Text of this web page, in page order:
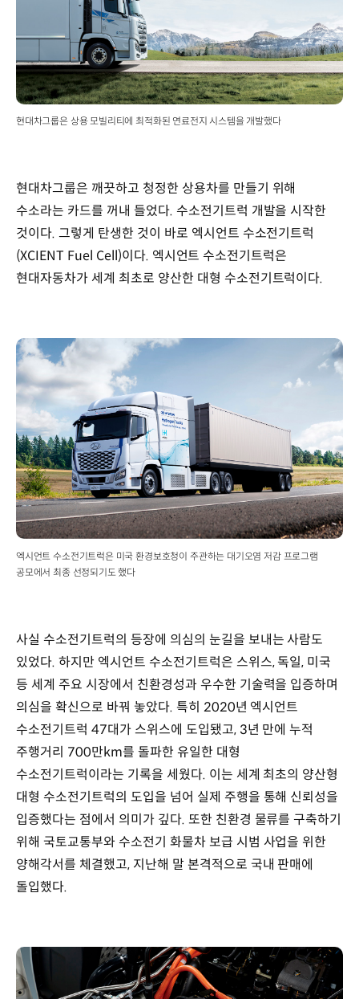
현대차그룹은 상용 모빌리티에 최적화된 연료전지 시스템을 개발했다
현대차그룹은 깨끗하고 청정한 상용차를 만들기 위해
수소라는 카드를 꺼내 들었다. 수소전기트럭 개발을 시작한
것이다. 그렇게 탄생한 것이 바로 엑시언트 수소전기트럭
(XCIENT Fuel Cell)이다. 엑시언트 수소전기트럭은
현대자동차가 세계 최초로 양산한 대형 수소전기트럭이다.
엑시언트 수소전기트럭은 미국 환경보호청이 주관하는 대기오염 저감 프로그램
공모에서 최종 선정되기도 했다
사실 수소전기트럭의 등장에 의심의 눈길을 보내는 사람도
있었다. 하지만 엑시언트 수소전기트럭은 스위스, 독일, 미국
등 세계 주요 시장에서 친환경성과 우수한 기술력을 입증하며
의심을 확신으로 바꿔 놓았다. 특히 2020년 엑시언트
수소전기트럭 47대가 스위스에 도입됐고, 3년 만에 누적
주행거리 700만km를 돌파한 유일한 대형
수소전기트럭이라는 기록을 세웠다. 이는 세계 최초의 양산형
대형 수소전기트럭의 도입을 넘어 실제 주행을 통해 신뢰성을
입증했다는 점에서 의미가 깊다. 또한 친환경 물류를 구축하기
위해 국토교통부와 수소전기 화물차 보급 시범 사업을 위한
양해각서를 체결했고, 지난해 말 본격적으로 국내 판매에
돌입했다.